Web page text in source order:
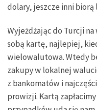
dolary, jeszcze inni
Wyjeżdżając do Turcji
sobą kartę, najlepiej,
wielowalutowa. Wtedy
zakupy w lokalnej
z bankomatów i
prowizji. Kartą